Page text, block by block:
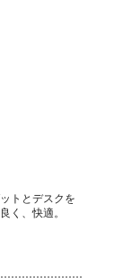
トとデスクを
く、快適。